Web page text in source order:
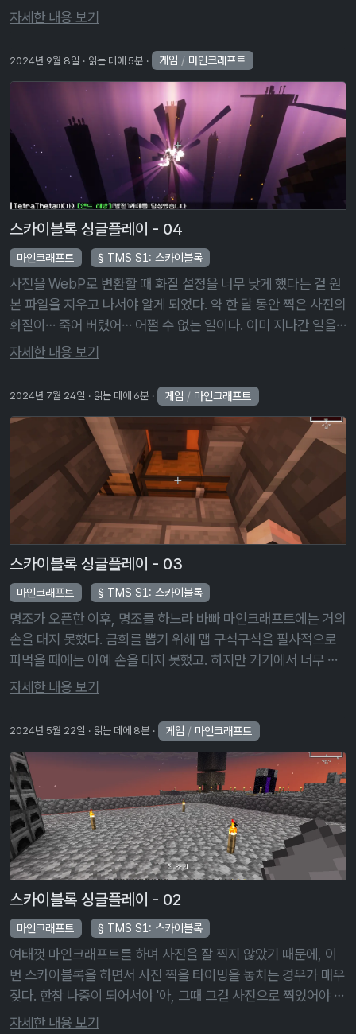
는 제목이 있는 것도 아니다. 한참을 고민한 끝에, 이번 시리즈 제
자세한 내용 보기
2024년 9월 8일 읽는 데에 5분 게임 / 마인크래프트
스카이블록 싱글플레이 - 04
마인크래프트 TMS S1: 스카이블록
사진을 WebP로 변환할 때 화질 설정을 너무 낮게 했다는 걸 원
본 파일을 지우고 나서야 알게 되었다. 약 한 달 동안 찍은 사진의
화질이… 죽어 버렸어… 어쩔 수 없는 일이다. 이미 지나간 일을
붙잡고 후회해 봤자 삭제해 버린 원본 사진은 돌아오지 않는 걸.
자세한 내용 보기
2024년 7월 24일 읽는 데에 6분 게임 / 마인크래프트
스카이블록 싱글플레이 - 03
마인크래프트 TMS S1: 스카이블록
명조가 오픈한 이후, 명조를 하느라 바빠 마인크래프트에는 거의
손을 대지 못했다. 금희를 뽑기 위해 맵 구석구석을 필사적으로
파먹을 때에는 아예 손을 대지 못했고. 하지만 거기에서 너무 불
태운 탓이었을까, 금희 픽업에서 금희를 뽑는 데 성공한 이후부
자세한 내용 보기
2024년 5월 22일 읽는 데에 8분 게임 / 마인크래프트
스카이블록 싱글플레이 - 02
마인크래프트 TMS S1: 스카이블록
여태껏 마인크래프트를 하며 사진을 잘 찍지 않았기 때문에, 이
번 스카이블록을 하면서 사진 찍을 타이밍을 놓치는 경우가 매우
잦다. 한참 나중이 되어서야 '아, 그때 그걸 사진으로 찍었어야 했
는데'라며 후회하는 경우가 한두 번이 아니다. 사진 찍는 건 쉬운
자세한 내용 보기